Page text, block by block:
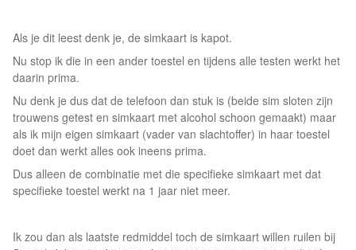
Als je dit leest denk je, de simkaart is kapot.
Nu stop ik die in een ander toestel en tijdens alle testen werkt het
daarin prima.
Nu denk je dus dat de telefoon dan stuk is (beide sim sloten zijn
trouwens getest en simkaart met alcohol schoon gemaakt) maar
als ik mijn eigen simkaart (vader van slachtoffer) in haar toestel
doet dan werkt alles ook ineens prima.
Dus alleen de combinatie met die specifieke simkaart met dat
specifieke toestel werkt na 1 jaar niet meer.
Ik zou dan als laatste redmiddel toch de simkaart willen ruilen bij